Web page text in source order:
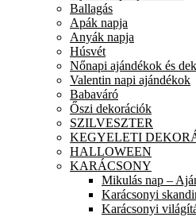
Ballagás
Apák napja
Anyák napja
Húsvét
Nőnapi ajándékok és
Valentin napi ajándékok
Babaváró
Őszi dekorációk
SZILVESZTER
KEGYELETI
HALLOWEEN
KARÁCSONY
Mikulás nap –
Karácsonyi
Karácsonyi